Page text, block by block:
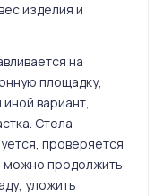
изделия и
на
площадку,
вариант,
Стела
проверяется
можно продолжить
уложить